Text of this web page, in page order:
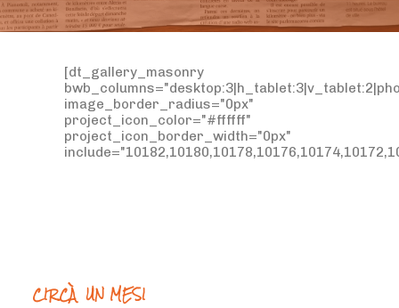
[dt_gallery_masonry
image_border_radius="0px"
project_icon_color="#ffffff"
project_icon_border_width="0px"
CIRCÀ UN MESI